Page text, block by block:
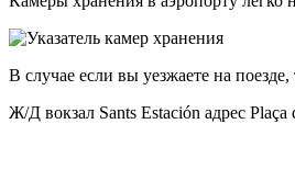
В случае если вы уезжаете на
Ж/Д вокзал Sants Estación адрес Plaça